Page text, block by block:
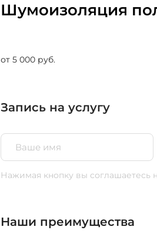
Шумоизоляция
от 5 000 руб.
Запись на услугу
Нажимая кнопку вы соглашаетесь
Наши преимущества